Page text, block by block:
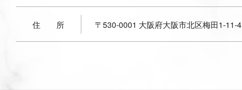
住所 〒530-0001 大阪府大阪市北区梅田1-11-4